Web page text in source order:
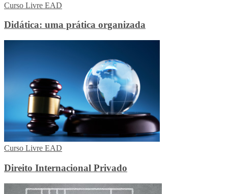
Curso Livre EAD
Didática: uma prática organizada
Curso Livre EAD
Direito Internacional Privado